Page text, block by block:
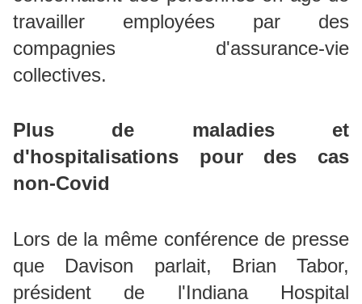
travailler employées par des
compagnies d'assurance-vie
collectives.
Plus de maladies et
d'hospitalisations pour des cas
non-Covid
Lors de la même conférence de presse
que Davison parlait, Brian Tabor,
président de l'Indiana Hospital